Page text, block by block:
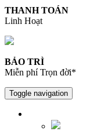
THANH TOÁN
Linh Hoạt
BẢO TRÌ
Miễn phí Trọn đời*
Toggle navigation